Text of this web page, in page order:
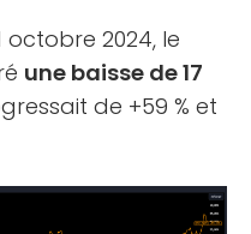
octobre 2024, le
une baisse de 17
de +59 % et